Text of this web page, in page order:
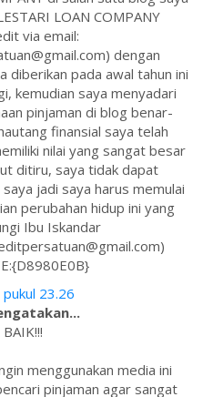
LOAN COMPANY
via email:
dengan
diberikan pada awal tahun ini
kemudian saya menyadari
pinjaman di blog benar-
finansial saya telah
nilai yang sangat besar
ditiru, saya tidak dapat
jadi saya harus memulai
perubahan hidup ini yang
Ibu Iskandar
23.26
menggunakan media ini
pinjaman agar sangat